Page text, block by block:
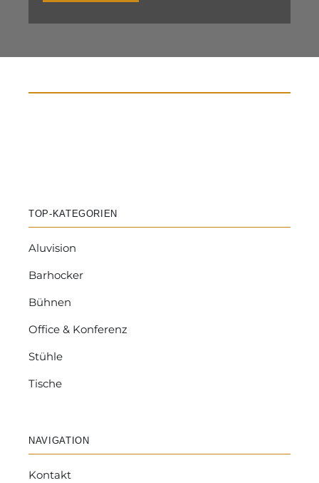
TOP-KATEGORIEN
Aluvision
Barhocker
Bühnen
Office & Konferenz
Stühle
Tische
NAVIGATION
Kontakt